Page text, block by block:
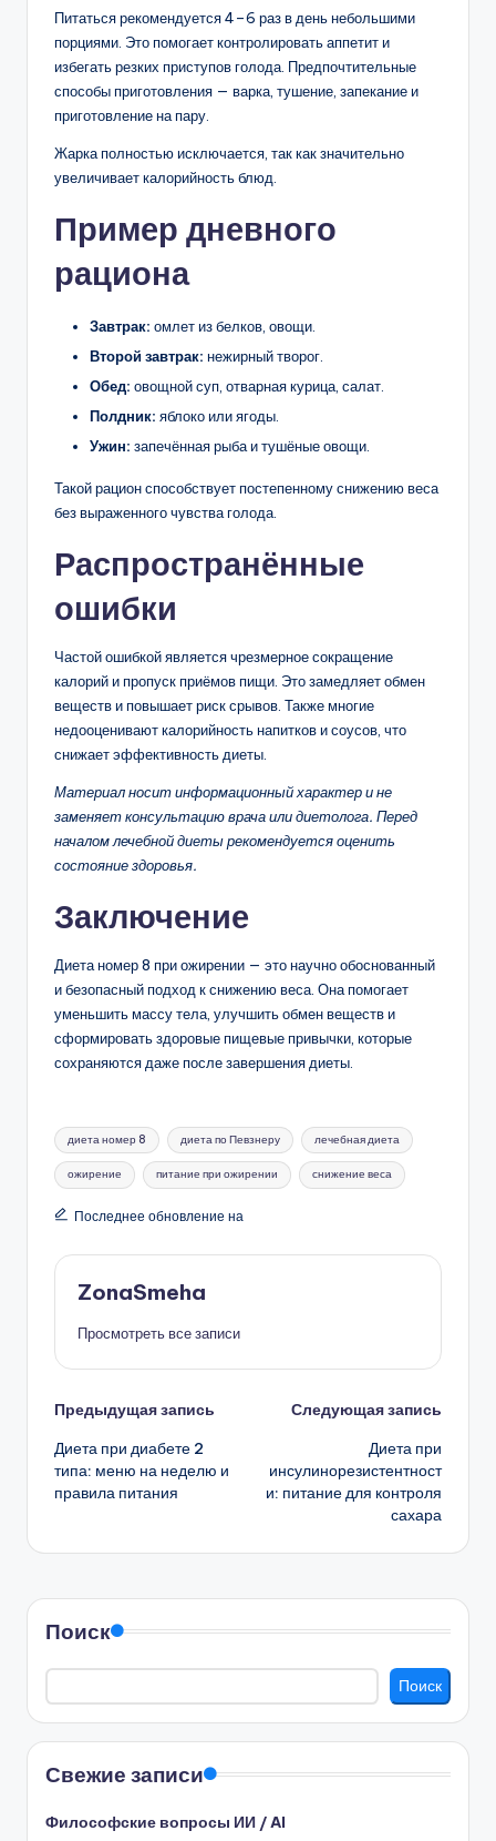
Питаться рекомендуется 4–6 раз в день небольшими
порциями. Это помогает контролировать аппетит и
избегать резких приступов голода. Предпочтительные
способы приготовления — варка, тушение, запекание и
приготовление на пару.
Жарка полностью исключается, так как значительно
увеличивает калорийность блюд.
Пример дневного
рациона
Завтрак: омлет из белков, овощи.
Второй завтрак: нежирный творог.
Обед: овощной суп, отварная курица, салат.
Полдник: яблоко или ягоды.
Ужин: запечённая рыба и тушёные овощи.
Такой рацион способствует постепенному снижению веса
без выраженного чувства голода.
Распространённые
ошибки
Частой ошибкой является чрезмерное сокращение
калорий и пропуск приёмов пищи. Это замедляет обмен
веществ и повышает риск срывов. Также многие
недооценивают калорийность напитков и соусов, что
снижает эффективность диеты.
Материал носит информационный характер и не
заменяет консультацию врача или диетолога. Перед
началом лечебной диеты рекомендуется оценить
состояние здоровья.
Заключение
Диета номер 8 при ожирении — это научно обоснованный
и безопасный подход к снижению веса. Она помогает
уменьшить массу тела, улучшить обмен веществ и
сформировать здоровые пищевые привычки, которые
сохраняются даже после завершения диеты.
Метки:
диета номер 8 диета по Певзнеру лечебная диета
ожирение питание при ожирении снижение веса
Последнее обновление на
ZonaSmeha
Просмотреть все записи
Навигация
записи
Предыдущая запись
Диета при диабете 2
типа: меню на неделю и
правила питания
Следующая запись
Диета при
инсулинорезистентност
и: питание для контроля
сахара
Поиск
Поиск
Свежие записи
Философские вопросы ИИ / AI